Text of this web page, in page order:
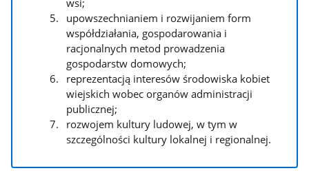
upowszechnianiem i rozwijaniem form
współdziałania, gospodarowania i
racjonalnych metod prowadzenia
gospodarstw domowych;
reprezentacją interesów środowiska kobiet
wiejskich wobec organów administracji
publicznej;
rozwojem kultury ludowej, w tym w
szczególności kultury lokalnej i regionalnej.